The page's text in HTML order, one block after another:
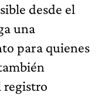
desde el
una
para quienes
registro